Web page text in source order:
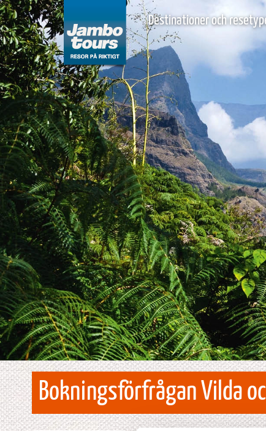
Destinationer och
Bokningsförfrågan Vilda